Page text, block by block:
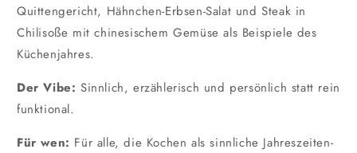
Quittengericht, Hähnchen-Erbsen-Salat und Steak in
Chilisoße mit chinesischem Gemüse als Beispiele des
Küchenjahres.
Der Vibe: Sinnlich, erzählerisch und persönlich statt rein
funktional.
Für wen: Für alle, die Kochen als sinnliche Jahreszeiten-